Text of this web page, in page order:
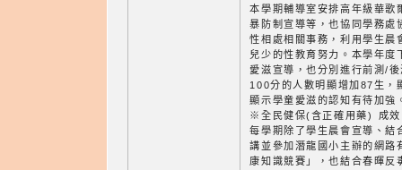
本學期輔導室安排高年級華歌
暴防制宣導等，也協同學務處
性相處相關事務，利用學生晨
兒少的性教育努力。本學年度
愛滋宣導，也分別進行前測/
100分的人數明顯增加87生，
顯示學童愛滋的認知有待加強
※全民健保(含正確用藥) 成效
每學期除了學生晨會宣導、結
講並參加潛龍國小主辦的網路
康知識競賽」，也結合春暉反